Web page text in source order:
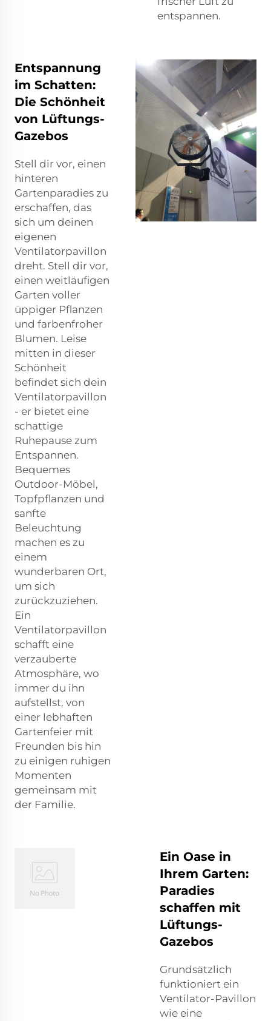
entspannen.
Entspannung
im Schatten:
Die Schönheit
von Lüftungs-
Gazebos
Stell dir vor, einen
hinteren
Gartenparadies zu
erschaffen, das
sich um deinen
eigenen
Ventilatorpavillon
dreht. Stell dir vor,
einen weitläufigen
Garten voller
üppiger Pflanzen
und farbenfroher
Blumen. Leise
mitten in dieser
Schönheit
befindet sich dein
Ventilatorpavillon
- er bietet eine
schattige
Ruhepause zum
Entspannen.
Bequemes
Outdoor-Möbel,
Topfpflanzen und
sanfte
Beleuchtung
machen es zu
einem
wunderbaren Ort,
um sich
zurückzuziehen.
Ein
Ventilatorpavillon
schafft eine
verzauberte
Atmosphäre, wo
immer du ihn
aufstellst, von
einer lebhaften
Gartenfeier mit
Freunden bis hin
zu einigen ruhigen
Momenten
gemeinsam mit
der Familie.
Ein Oase in
Ihrem Garten:
Paradies
schaffen mit
Lüftungs-
Gazebos
Grundsätzlich
funktioniert ein
Ventilator-Pavillon
wie eine